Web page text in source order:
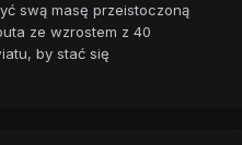
swą masę przeistoczoną
ze wzrostem z 40
by stać się